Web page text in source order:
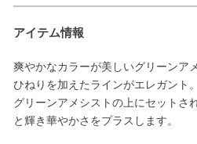
アイテム情報
爽やかなカラーが美しいグリーンア
ひねりを加えたラインがエレガント。
グリーンアメシストの上にセットさ
と輝き華やかさをプラスします。